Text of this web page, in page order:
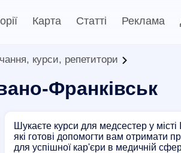
Карта Статті Реклама
курси, репетитори
Франківськ
Шукаєте курси для медсестер у
які готові допомогти вам отримати
для успішної кар'єри в медичній